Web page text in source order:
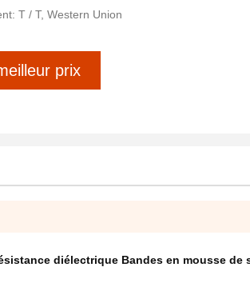
T / T, Western Union
prix
diélectrique Bandes en mousse de